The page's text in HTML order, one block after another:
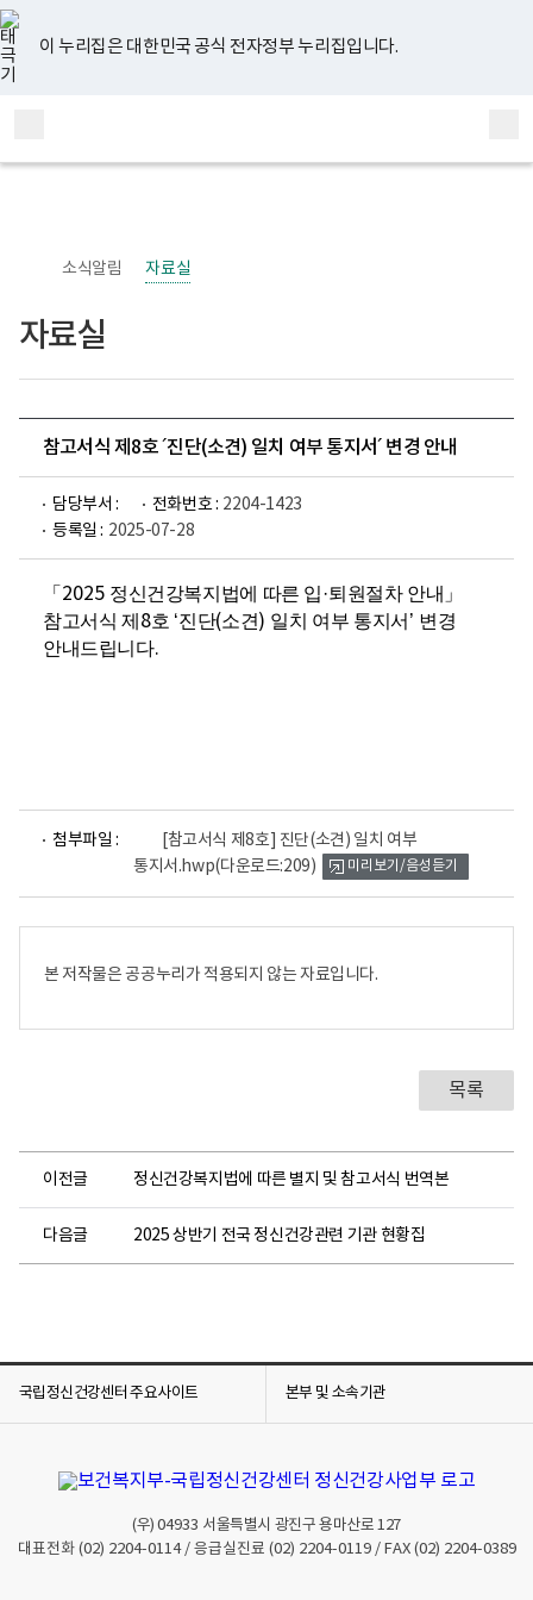
너
비
767px
이
하
이 누리집은 대한민국 공식 전자정부 누리집입니다.
지
검
메
홈
소식알림 자료실
자료실
참고서식 제8호 ´진단(소견) 일치 여부 통지서´ 변경 안내
담당부서 : 전화번호 : 2204-1423
등록일 : 2025-07-28
「 2025 정신건강복지법에 따른 입·퇴원절차 안내 」
참고서식 제 8호 ‘진단(소견) 일치 여부 통지서 ’ 변경
안내드립니다.
첨부파일 :
[참고서식 제8호] 진단(소견) 일치 여부
통지서.hwp(다운로드:209)
어
미리보기/음성듣기
본 저작물은 공공누리가 적용되지 않는 자료입니다.
목록
이전글 정신건강복지법에 따른 별지 및 참고서식 번역본
다음글 2025 상반기 전국 정신건강관련 기관 현황집
국립정신건강센터 주요사이트 본부 및 소속기관
(우)04933 서울특별시 광진구 용마산로 127
대표전화 (02) 2204-0114/ 응급실진료 (02) 2204-0119/ FAX (02) 2204-0389
유
튜
브
페
이
스
북
인
스
타
그
램
블
로
그